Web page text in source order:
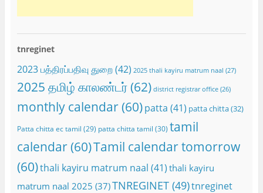
tnreginet
2023 பத்திரப்பதிவு துறை(42) 2025 thali kayiru matrum naal (27)
2025 தமிழ் காலண்டர்(62) district registrar office(26)
monthly calendar(60) patta (41) patta chitta(32)
Patta chitta ec tamil (29) patta chitta tamil (30) tamil
calendar(60)Tamil calendar tomorrow
(60)thali kayiru matrum naal (41) thali kayiru
matrum naal 2025 (37)TNREGINET(49)tnreginet